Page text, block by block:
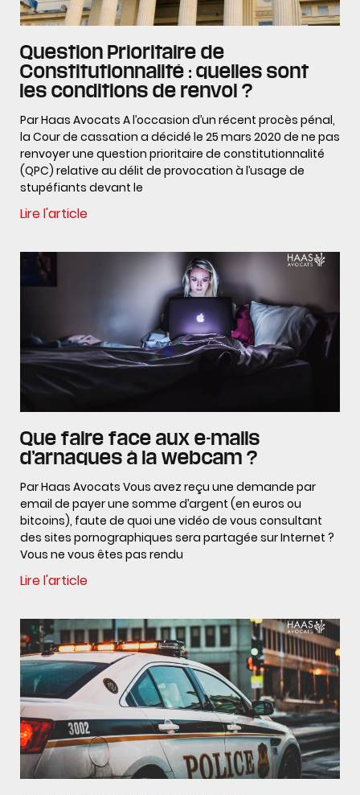
Question Prioritaire de
Constitutionnalité : quelles sont
les conditions de renvoi ?
Par Haas Avocats A l’occasion d’un récent procès pénal,
la Cour de cassation a décidé le 25 mars 2020 de ne pas
renvoyer une question prioritaire de constitutionnalité
(QPC) relative au délit de provocation à l’usage de
stupéfiants devant le
Lire l'article
Que faire face aux e-mails
d’arnaques à la webcam ?
Par Haas Avocats Vous avez reçu une demande par
email de payer une somme d’argent (en euros ou
bitcoins), faute de quoi une vidéo de vous consultant
des sites pornographiques sera partagée sur Internet ?
Vous ne vous êtes pas rendu
Lire l'article